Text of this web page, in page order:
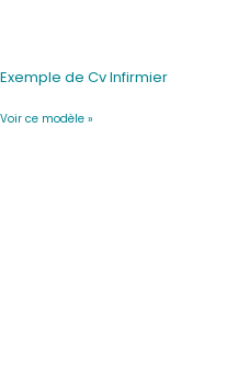
Exemple de Cv Infirmier
Voir ce modèle »